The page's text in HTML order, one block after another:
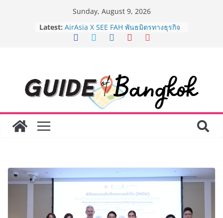
Sunday, August 9, 2026
Latest:
8.8 “ซูเลียน” รวมพลังนักธุรกิจทั่ว
ประเทศ จัดประชุมใหญ่แห่งปี พบ CEO
“ดร.ปิยะวัฒน์” ถ่ายทอดวิสัยทัศน์ธุรกิจ
อร่อย ยกเมนูระดับตำนาน “ข้าวหน้าไก่
ราชวงศ์” พุ่งทะยานสู่น่านฟ้า
BEDO เดินหน้าจัดกิจกรรมเจรจาธุรกิจ
“BIO TRADE CONNECT 2026” ยก
ฉลองเซิร์ฟเวอร์ใหม่ เฮเลนา
Guangzhou Yinghao School เผยวิสัย
ทัศน์การศึกษาที่พร้อมรับอนาคต “เราไม่
ได้เตรียมนักเรียนเพียงเพื่อก้าวเข้าสู่
มหาวิทยาลัยเท่านั้น แต่ยังเตรียมพวก